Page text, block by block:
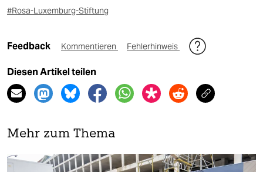
#Rosa-Luxemburg-Stiftung
Feedback Kommentieren Fehlerhinweis
Diesen Artikel teilen
Mehr zum Thema